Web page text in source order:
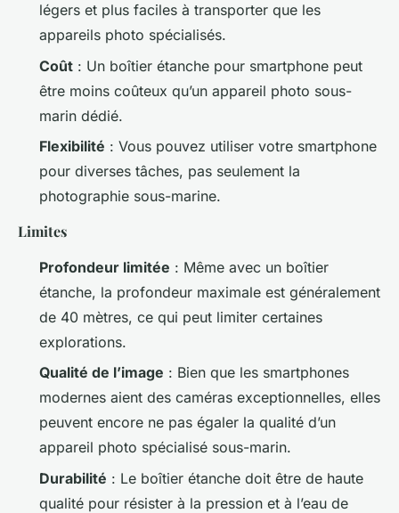
légers et plus faciles à transporter que les
appareils photo spécialisés.
Coût : Un boîtier étanche pour smartphone peut
être moins coûteux qu’un appareil photo sous-
marin dédié.
Flexibilité : Vous pouvez utiliser votre smartphone
pour diverses tâches, pas seulement la
photographie sous-marine.
Limites
Profondeur limitée : Même avec un boîtier
étanche, la profondeur maximale est généralement
de 40 mètres, ce qui peut limiter certaines
explorations.
Qualité de l’image : Bien que les smartphones
modernes aient des caméras exceptionnelles, elles
peuvent encore ne pas égaler la qualité d’un
appareil photo spécialisé sous-marin.
Durabilité : Le boîtier étanche doit être de haute
qualité pour résister à la pression et à l’eau de